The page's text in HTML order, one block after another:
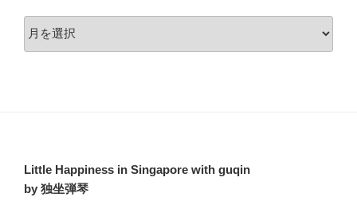
ー
Little Happiness in Singapore with guqin
by 独坐弾琴